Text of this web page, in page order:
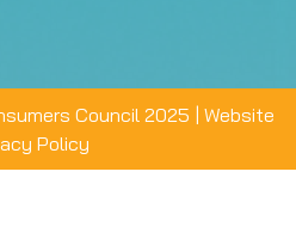
Council 2025 | Website
Policy